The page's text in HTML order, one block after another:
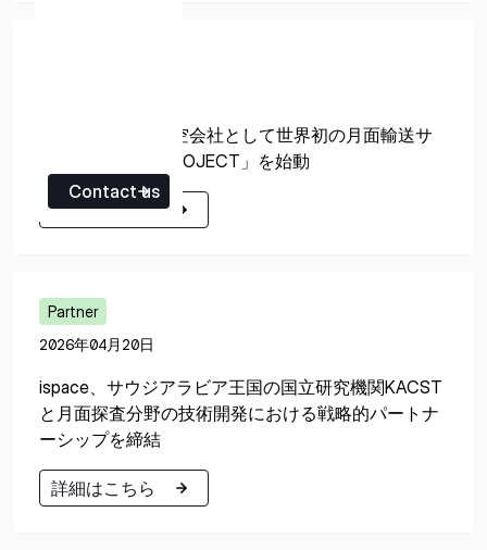
Contact us
JALグループ、航空会社として世界初の月面輸送サ
ービス「ARGO PROJECT」を始動
詳細はこちら
Partner
2026年04月20日
ispace、サウジアラビア王国の国立研究機関KACST
と月面探査分野の技術開発における戦略的パートナ
ーシップを締結
詳細はこちら